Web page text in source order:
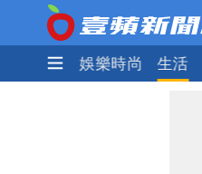
熱門 娛樂時尚 生活